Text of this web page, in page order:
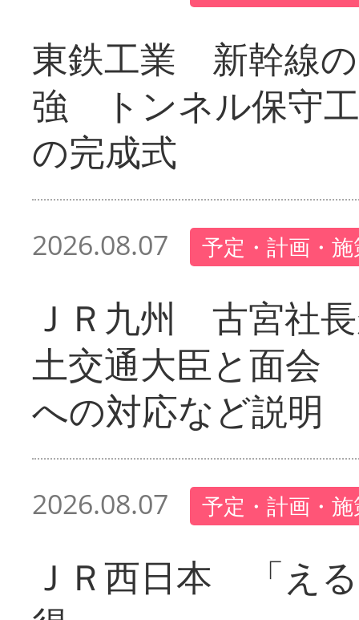
東鉄工業 新幹線
強 トンネル保守
の完成式
2026.08.07 予定・計画・
ＪＲ九州 古宮社
土交通大臣と面会
への対応など説明
2026.08.07 予定・計画・
ＪＲ西日本 「え